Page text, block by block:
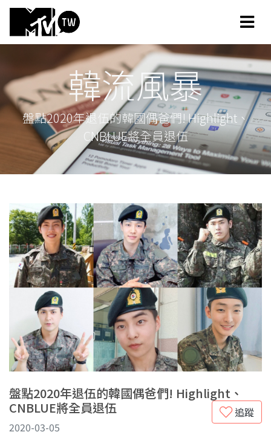
韓流風暴
盤點2020年退伍的韓國偶爸們! Highlight、
CNBLUE將全員退伍
盤點2020年退伍的韓國偶爸們! Highlight、
CNBLUE將全員退伍
追蹤
2020-03-05